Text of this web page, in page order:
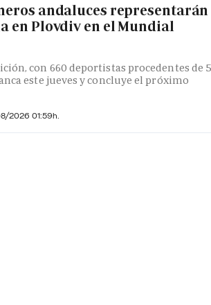
andaluces representarán
en Plovdiv en el Mundial
con 660 deportistas procedentes de
este jueves y concluye el próximo
2026 01:59h.